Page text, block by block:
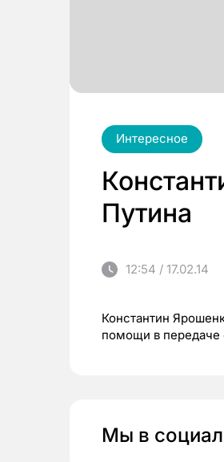
Интересное
Путина
12:54 / 17.02.14
Константин
помощи в передаче
Мы в